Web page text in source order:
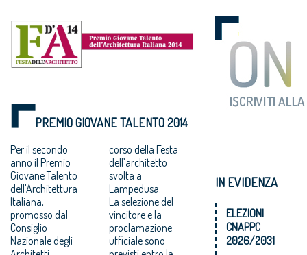
PREMIO GIOVANE TALENTO 2014
Per il secondo
anno il Premio
Giovane Talento
dell'Architettura
Italiana,
promosso dal
Consiglio
Nazionale degli
corso della Festa
dell’architetto
svolta a
Lampedusa.
La selezione del
vincitore e la
proclamazione
ufficiale sono
IN EVIDENZA
ELEZIONI
CNAPPC
2026/2031